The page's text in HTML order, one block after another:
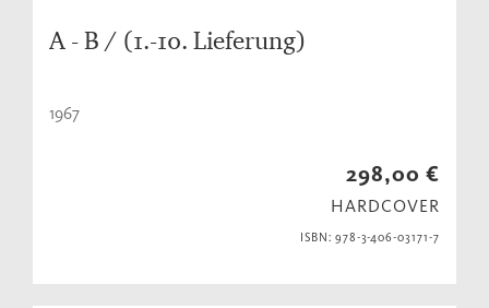
A - B / (1.-10. Lieferung)
1967
298,00 €
HARDCOVER
ISBN: 978-3-406-03171-7